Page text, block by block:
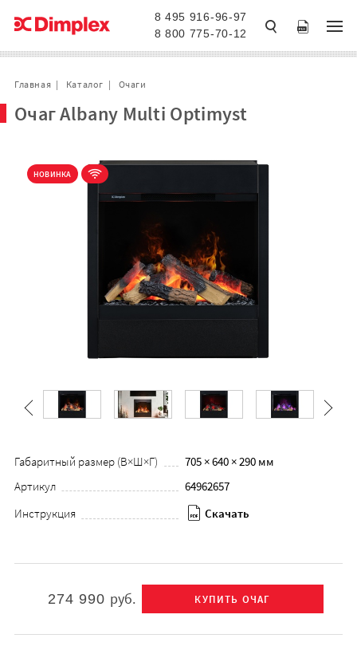
8 495 916-96-97
8 800 775-70-12
Главная Каталог Очаги
Очаг Albany Multi Optimyst
НОВИНКА
Габаритный размер (В×Ш×Г)
705 × 640 × 290 мм
Артикул
64962657
Инструкция
Скачать
274 990 руб.